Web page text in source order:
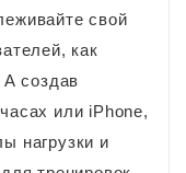
свой
как
создав
или iPhone,
нагрузки и